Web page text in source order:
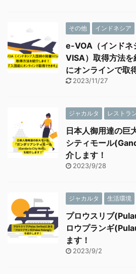
その他 インドネシア
e-VOA（インドネ
VISA）取得方法
にオンラインで取
2023/11/27
ジャカルタ レストラ
日本人御用達の巨
シティモール
介します！
2023/9/28
ジャカルタ 生活環境
プロウスリブ
ロウプランギ
ます！
2023/9/2